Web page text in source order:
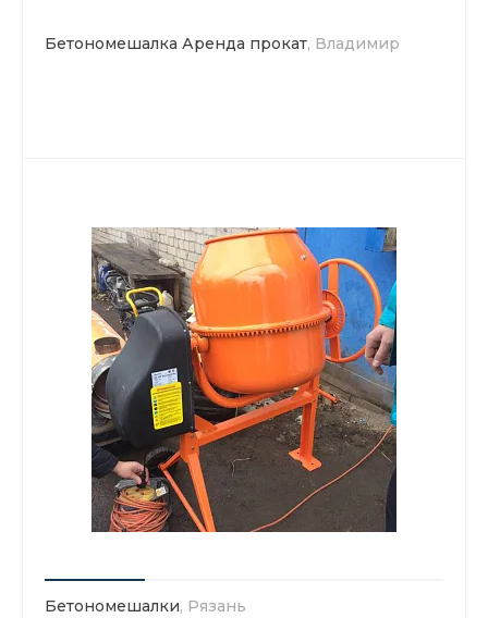
Бетономешалка Аренда прокат, Владимир
Бетономешалки, Рязань